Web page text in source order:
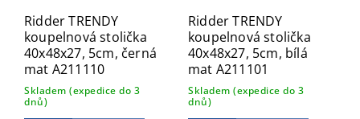
Ridder TRENDY
koupelnová stolička
40x48x27, 5cm, černá
mat A211110
Skladem (expedice do 3
dnů)
Ridder TRENDY
koupelnová stolička
40x48x27, 5cm, bílá
mat A211101
Skladem (expedice do 3
dnů)